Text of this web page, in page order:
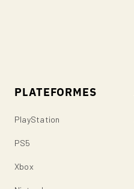
PLATEFORMES
PlayStation
PS5
Xbox